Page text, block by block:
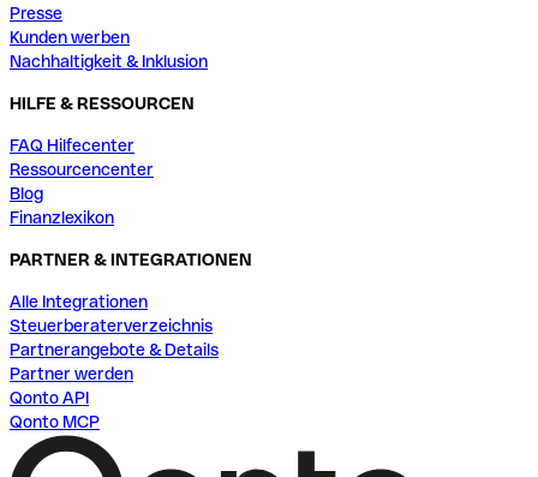
Presse
Kunden werben
Nachhaltigkeit & Inklusion
HILFE & RESSOURCEN
FAQ Hilfecenter
Ressourcencenter
Blog
Finanzlexikon
PARTNER & INTEGRATIONEN
Alle Integrationen
Steuerberaterverzeichnis
Partnerangebote & Details
Partner werden
Qonto API
Qonto MCP